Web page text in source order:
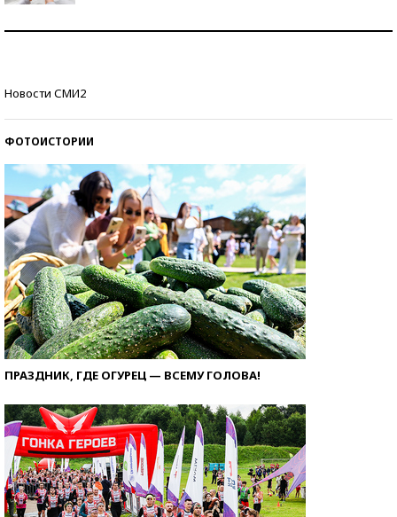
Новости СМИ2
ФОТОИСТОРИИ
ПРАЗДНИК, ГДЕ ОГУРЕЦ — ВСЕМУ ГОЛОВА!